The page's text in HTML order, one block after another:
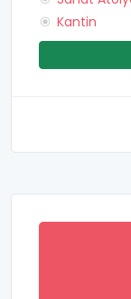
Kantin